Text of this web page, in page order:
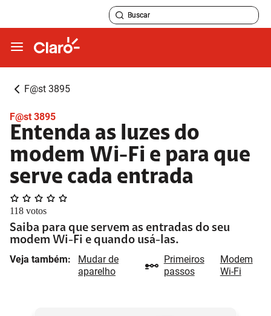
F@st 3895
F@st 3895
Entenda as luzes do
modem Wi-Fi e para que
serve cada entrada
118 votos
Saiba para que servem as entradas do seu
modem Wi-Fi e quando usá-las.
Veja também:
Mudar de
aparelho
Primeiros
passos
Modem
Wi-Fi